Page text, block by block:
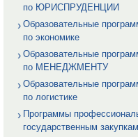
по ЮРИСПРУДЕНЦИИ
Образовательные
по экономике
Образовательные
по МЕНЕДЖМЕНТУ
Образовательные
по логистике
Программы
государственным закупкам